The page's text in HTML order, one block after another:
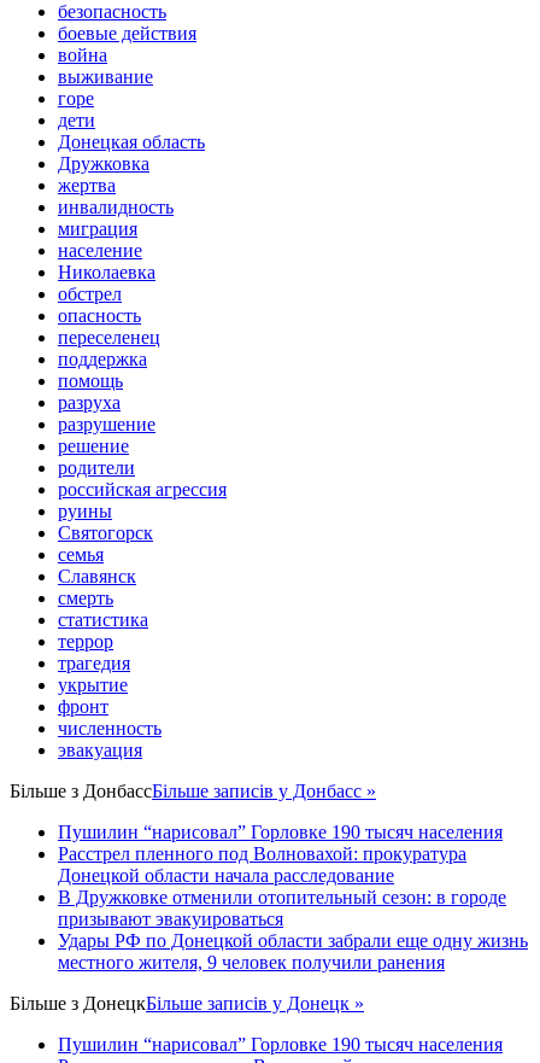
безопасность
боевые действия
война
выживание
горе
дети
Донецкая область
Дружковка
жертва
инвалидность
миграция
население
Николаевка
обстрел
опасность
переселенец
поддержка
помощь
разруха
разрушение
решение
родители
российская агрессия
руины
Святогорск
семья
Славянск
смерть
статистика
террор
трагедия
укрытие
фронт
численность
эвакуация
Більше з ДонбассБільше записів у Донбасс »
Пушилин “нарисовал” Горловке 190 тысяч населения
Расстрел пленного под Волновахой: прокуратура
Донецкой области начала расследование
В Дружковке отменили отопительный сезон: в городе
призывают эвакуироваться
Удары РФ по Донецкой области забрали еще одну жизнь
местного жителя, 9 человек получили ранения
Більше з ДонецкБільше записів у Донецк »
Пушилин “нарисовал” Горловке 190 тысяч населения